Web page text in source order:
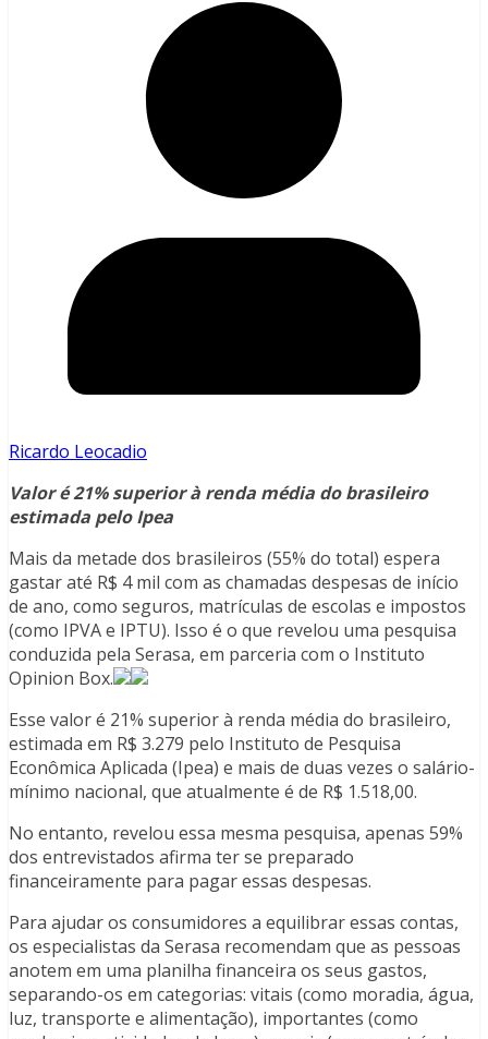
Ricardo Leocadio
Valor é 21% superior à renda média do brasileiro
estimada pelo Ipea
Mais da metade dos brasileiros (55% do total) espera
gastar até R$ 4 mil com as chamadas despesas de início
de ano, como seguros, matrículas de escolas e impostos
(como IPVA e IPTU). Isso é o que revelou uma pesquisa
conduzida pela Serasa, em parceria com o Instituto
Opinion Box.
Esse valor é 21% superior à renda média do brasileiro,
estimada em R$ 3.279 pelo Instituto de Pesquisa
Econômica Aplicada (Ipea) e mais de duas vezes o salário-
mínimo nacional, que atualmente é de R$ 1.518,00.
No entanto, revelou essa mesma pesquisa, apenas 59%
dos entrevistados afirma ter se preparado
financeiramente para pagar essas despesas.
Para ajudar os consumidores a equilibrar essas contas,
os especialistas da Serasa recomendam que as pessoas
anotem em uma planilha financeira os seus gastos,
separando-os em categorias: vitais (como moradia, água,
luz, transporte e alimentação), importantes (como